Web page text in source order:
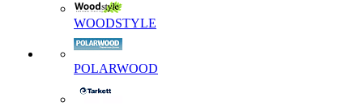
WOODSTYLE
POLARWOOD